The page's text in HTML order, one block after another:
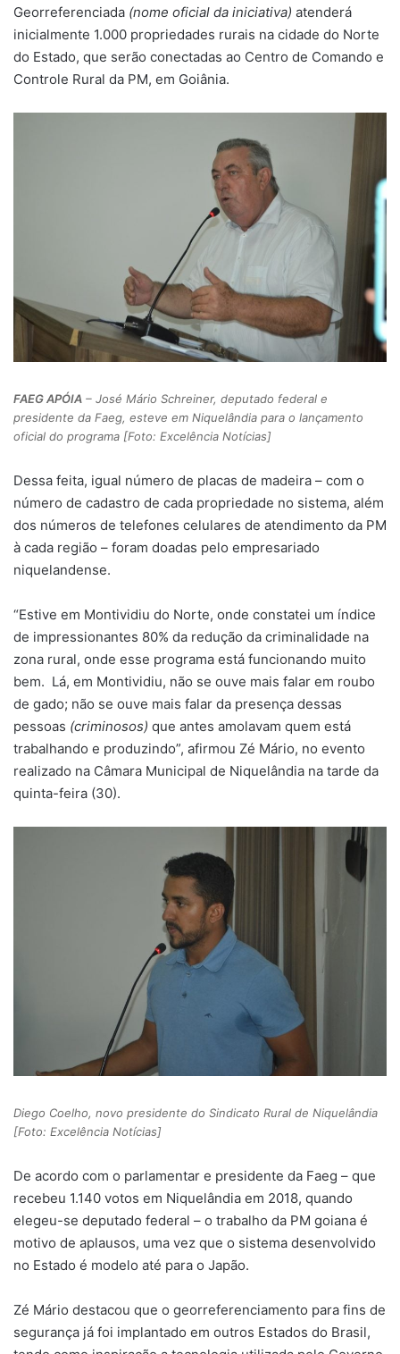
Georreferenciada (nome oficial da iniciativa) atenderá
inicialmente 1.000 propriedades rurais na cidade do Norte
do Estado, que serão conectadas ao Centro de Comando e
Controle Rural da PM, em Goiânia.
FAEG APÓIA – José Mário Schreiner, deputado federal e
presidente da Faeg, esteve em Niquelândia para o lançamento
oficial do programa [Foto: Excelência Notícias]
Dessa feita, igual número de placas de madeira – com o
número de cadastro de cada propriedade no sistema, além
dos números de telefones celulares de atendimento da PM
à cada região – foram doadas pelo empresariado
niquelandense.
“Estive em Montividiu do Norte, onde constatei um índice
de impressionantes 80% da redução da criminalidade na
zona rural, onde esse programa está funcionando muito
bem. Lá, em Montividiu, não se ouve mais falar em roubo
de gado; não se ouve mais falar da presença dessas
pessoas (criminosos) que antes amolavam quem está
trabalhando e produzindo”, afirmou Zé Mário, no evento
realizado na Câmara Municipal de Niquelândia na tarde da
quinta-feira (30).
Diego Coelho, novo presidente do Sindicato Rural de Niquelândia
[Foto: Excelência Notícias]
De acordo com o parlamentar e presidente da Faeg – que
recebeu 1.140 votos em Niquelândia em 2018, quando
elegeu-se deputado federal – o trabalho da PM goiana é
motivo de aplausos, uma vez que o sistema desenvolvido
no Estado é modelo até para o Japão.
Zé Mário destacou que o georreferenciamento para fins de
segurança já foi implantado em outros Estados do Brasil,